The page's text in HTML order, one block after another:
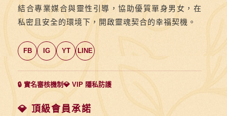
結合專業媒合與靈性引導，協助優質單身男女，在
私密且安全的環境下，開啟靈魂契合的幸福契機。
FB IG YT LINE
🔒 實名審核機制💎 VIP 隱私防護
💎 頂級會員承諾